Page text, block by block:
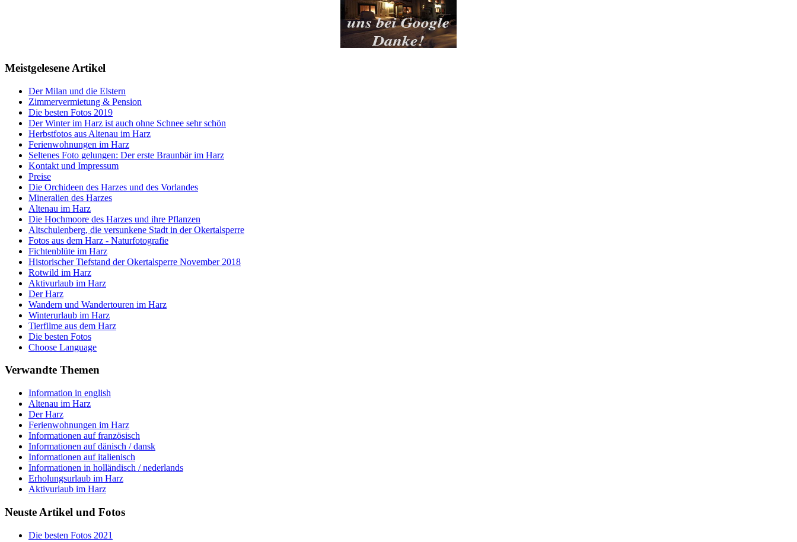
Meistgelesene Artikel
Der Milan und die Elstern
Zimmervermietung & Pension
Die besten Fotos 2019
Der Winter im Harz ist auch ohne Schnee sehr schön
Herbstfotos aus Altenau im Harz
Ferienwohnungen im Harz
Seltenes Foto gelungen: Der erste Braunbär im Harz
Kontakt und Impressum
Preise
Die Orchideen des Harzes und des Vorlandes
Mineralien des Harzes
Altenau im Harz
Die Hochmoore des Harzes und ihre Pflanzen
Altschulenberg, die versunkene Stadt in der Okertalsperre
Fotos aus dem Harz - Naturfotografie
Fichtenblüte im Harz
Historischer Tiefstand der Okertalsperre November 2018
Rotwild im Harz
Aktivurlaub im Harz
Der Harz
Wandern und Wandertouren im Harz
Winterurlaub im Harz
Tierfilme aus dem Harz
Die besten Fotos
Choose Language
Verwandte Themen
Information in english
Altenau im Harz
Der Harz
Ferienwohnungen im Harz
Informationen auf französisch
Informationen auf dänisch / dansk
Informationen auf italienisch
Informationen in holländisch / nederlands
Erholungsurlaub im Harz
Aktivurlaub im Harz
Neuste Artikel und Fotos
Die besten Fotos 2021